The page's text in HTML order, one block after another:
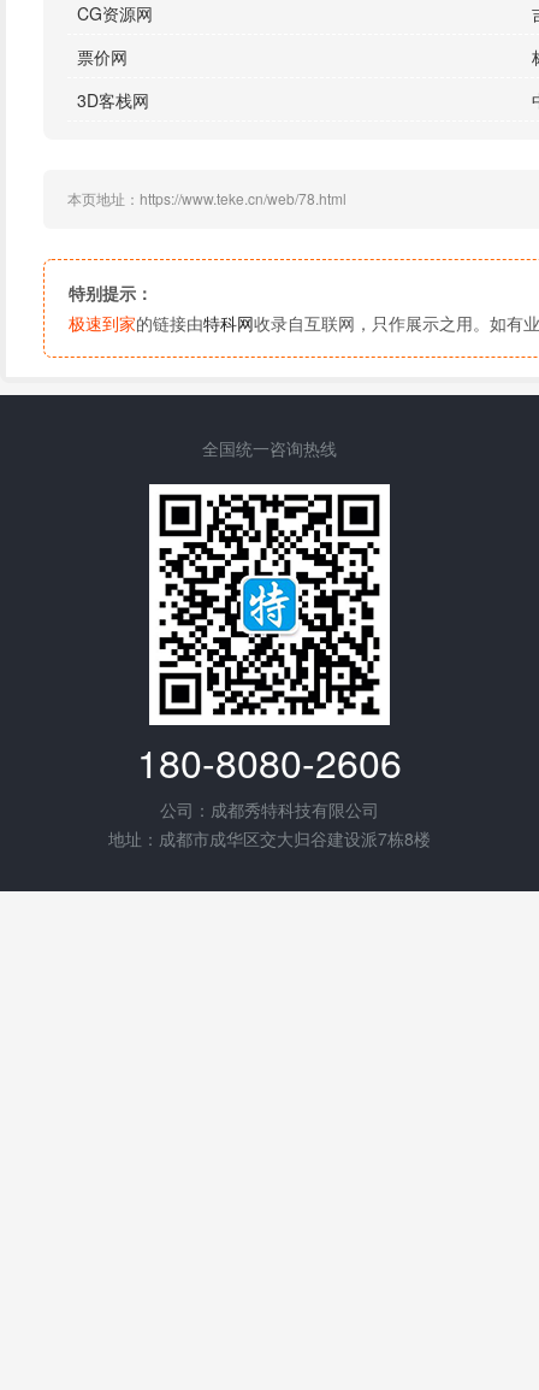
CG资源网
票价网
3D客栈网
本页地址：https://www.teke.cn/web/78.html
特别提示：
极速到家的链接由特科网收录自互联网，只作展示之用。如有
全国统一咨询热线
180-8080-2606
公司：成都秀特科技有限公司
地址：成都市成华区交大归谷建设派7栋8楼